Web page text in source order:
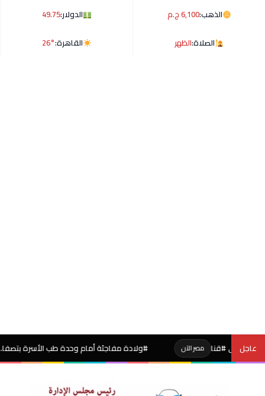
الذهب:6,100 ج.م الدولار:49.75
الصلاة:الظهر القاهرة:26°
عاجل
#قنا مصر الآن #ولادة مفاجئة أمام وحدة طب الأسرة بتصفا..